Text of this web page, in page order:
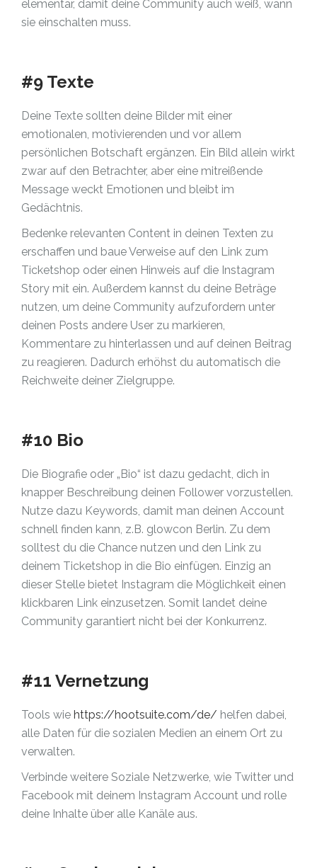
elementar, damit deine Community auch weiß, wann
sie einschalten muss.
#9 Texte
Deine Texte sollten deine Bilder mit einer
emotionalen, motivierenden und vor allem
persönlichen Botschaft ergänzen. Ein Bild allein wirkt
zwar auf den Betrachter, aber eine mitreißende
Message weckt Emotionen und bleibt im
Gedächtnis.
Bedenke relevanten Content in deinen Texten zu
erschaffen und baue Verweise auf den Link zum
Ticketshop oder einen Hinweis auf die Instagram
Story mit ein. Außerdem kannst du deine Beträge
nutzen, um deine Community aufzufordern unter
deinen Posts andere User zu markieren,
Kommentare zu hinterlassen und auf deinen Beitrag
zu reagieren. Dadurch erhöhst du automatisch die
Reichweite deiner Zielgruppe.
#10 Bio
Die Biografie oder „Bio“ ist dazu gedacht, dich in
knapper Beschreibung deinen Follower vorzustellen.
Nutze dazu Keywords, damit man deinen Account
schnell finden kann, z.B. glowcon Berlin. Zu dem
solltest du die Chance nutzen und den Link zu
deinem Ticketshop in die Bio einfügen. Einzig an
dieser Stelle bietet Instagram die Möglichkeit einen
klickbaren Link einzusetzen. Somit landet deine
Community garantiert nicht bei der Konkurrenz.
#11 Vernetzung
Tools wie https://hootsuite.com/de/ helfen dabei,
alle Daten für die sozialen Medien an einem Ort zu
verwalten.
Verbinde weitere Soziale Netzwerke, wie Twitter und
Facebook mit deinem Instagram Account und rolle
deine Inhalte über alle Kanäle aus.